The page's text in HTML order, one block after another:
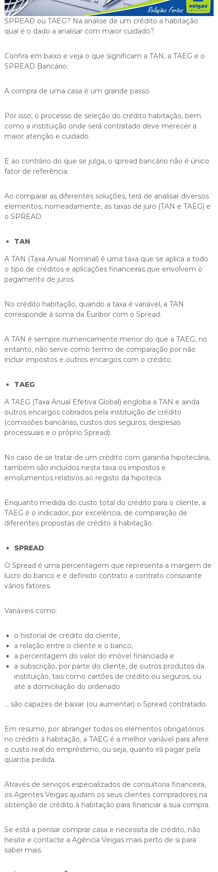
i
g
a
SPREAD ou TAEG? Na análise de um crédito a habitação
qual é o dado a analisar com maior cuidado?
Confira em baixo e veja o que significam a TAN, a TAEG e o
SPREAD Bancário.
A compra de uma casa é um grande passo.
Por isso, o processo de seleção do crédito habitação, bem
como a instituição onde será contratado deve merecer a
maior atenção e cuidado.
E ao contrário do que se julga, o spread bancário não é único
fator de referência.
Ao comparar as diferentes soluções, terá de analisar diversos
elementos, nomeadamente, as taxas de juro (TAN e TAEG) e
o SPREAD.
TAN
A TAN (Taxa Anual Nominal) é uma taxa que se aplica a todo
o tipo de créditos e aplicações financeiras que envolvem o
pagamento de juros.
No crédito habitação, quando a taxa é variável, a TAN
corresponde à soma da Euribor com o Spread.
A TAN é sempre numericamente menor do que a TAEG, no
entanto, não serve como termo de comparação por não
incluir impostos e outros encargos com o crédito.
TAEG
A TAEG (Taxa Anual Efetiva Global) engloba a TAN e ainda
outros encargos cobrados pela instituição de crédito
(comissões bancárias, custos dos seguros, despesas
processuais e o próprio Spread).
No caso de se tratar de um crédito com garantia hipotecária,
também são incluídos nesta taxa os impostos e
emolumentos relativos ao registo da hipoteca.
Enquanto medida do custo total do crédito para o cliente, a
TAEG é o indicador, por excelência, de comparação de
diferentes propostas de crédito à habitação.
SPREAD
O Spread é uma percentagem que representa a margem de
lucro do banco e é definido contrato a contrato consoante
vários fatores.
Variáveis como:
o historial de crédito do cliente,
a relação entre o cliente e o banco,
a percentagem do valor do imóvel financiada e
a subscrição, por parte do cliente, de outros produtos da
instituição, tais como cartões de crédito ou seguros, ou
até a domiciliação do ordenado
… são capazes de baixar (ou aumentar) o Spread contratado.
Em resumo, por abranger todos os elementos obrigatórios
no crédito à habitação, a TAEG é a melhor variável para aferir
o custo real do empréstimo, ou seja, quanto irá pagar pela
quantia pedida.
Através de serviços especializados de consultoria financeira,
os Agentes Veigas ajudam os seus clientes compradores na
obtenção de crédito à habitação para financiar a sua compra.
Se está a pensar comprar casa e necessita de crédito, não
hesite e contacte a Agência Veigas mais perto de si para
saber mais.